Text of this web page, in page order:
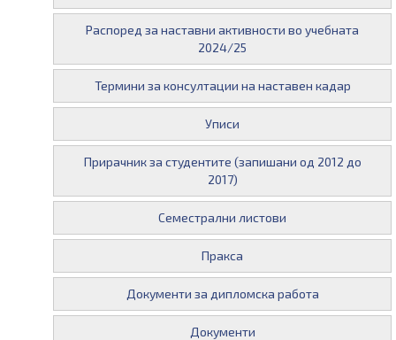
Распоред за наставни активности во учебната
2024/25
Термини за консултации на наставен кадар
Уписи
Прирачник за студентите (запишани од 2012 до
2017)
Семестрални листови
Пракса
Документи за дипломска работа
Документи